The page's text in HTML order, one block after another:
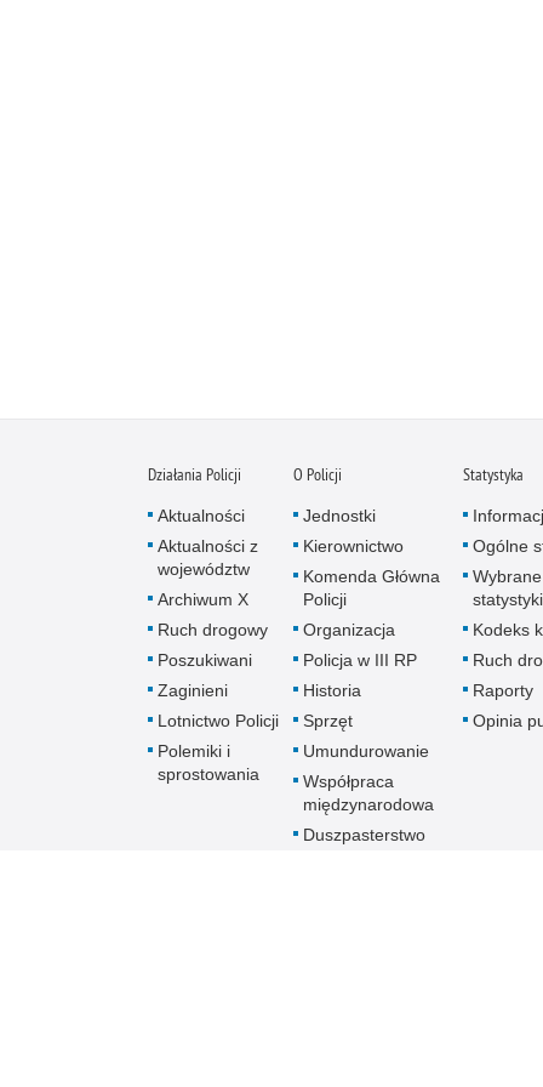
Działania Policji
Aktualności
Aktualności z
województw
Archiwum X
Ruch drogowy
Poszukiwani
Zaginieni
Lotnictwo Policji
Polemiki i
sprostowania
O Policji
Jednostki
Kierownictwo
Komenda Główna
Policji
Organizacja
Policja w III RP
Historia
Sprzęt
Umundurowanie
Współpraca
międzynarodowa
Duszpasterstwo
Statystyka
Ogólne
Wybrane
statystyki
Kodeks
Ruch
Raporty
Opinia